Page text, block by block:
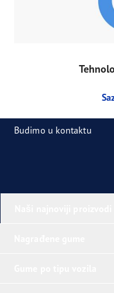
Budimo u kontaktu